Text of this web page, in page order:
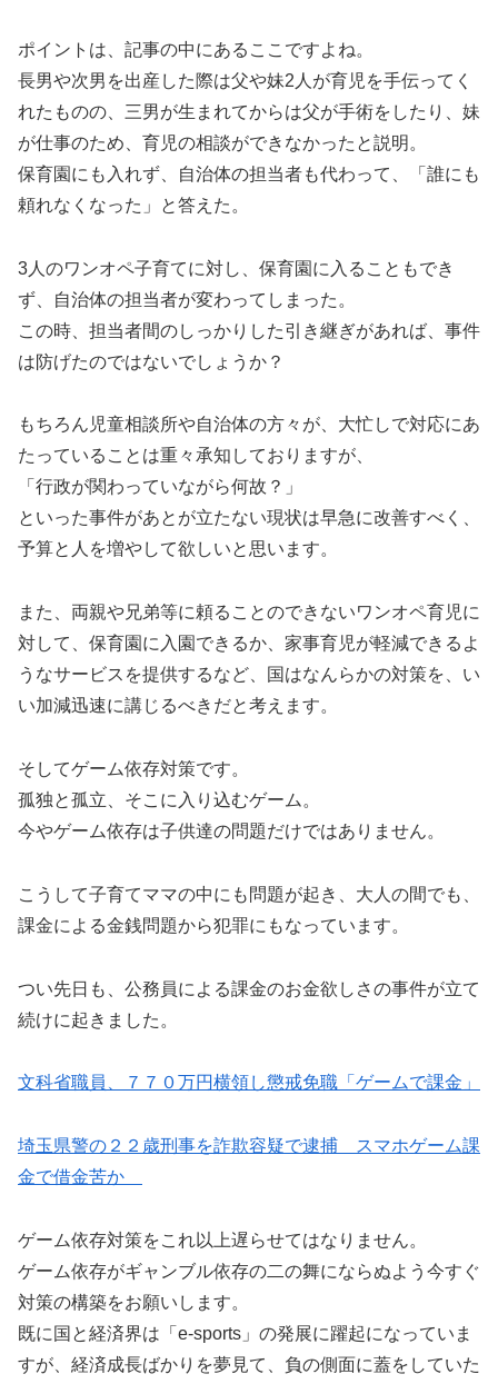
ポイントは、記事の中にあるここですよね。
長男や次男を出産した際は父や妹2人が育児を手伝ってく
れたものの、三男が生まれてからは父が手術をしたり、妹
が仕事のため、育児の相談ができなかったと説明。
保育園にも入れず、自治体の担当者も代わって、「誰にも
頼れなくなった」と答えた。
3人のワンオペ子育てに対し、保育園に入ることもでき
ず、自治体の担当者が変わってしまった。
この時、担当者間のしっかりした引き継ぎがあれば、事件
は防げたのではないでしょうか？
もちろん児童相談所や自治体の方々が、大忙しで対応にあ
たっていることは重々承知しておりますが、
「行政が関わっていながら何故？」
といった事件があとが立たない現状は早急に改善すべく、
予算と人を増やして欲しいと思います。
また、両親や兄弟等に頼ることのできないワンオペ育児に
対して、保育園に入園できるか、家事育児が軽減できるよ
うなサービスを提供するなど、国はなんらかの対策を、い
い加減迅速に講じるべきだと考えます。
そしてゲーム依存対策です。
孤独と孤立、そこに入り込むゲーム。
今やゲーム依存は子供達の問題だけではありません。
こうして子育てママの中にも問題が起き、大人の間でも、
課金による金銭問題から犯罪にもなっています。
つい先日も、公務員による課金のお金欲しさの事件が立て
続けに起きました。
文科省職員、７７０万円横領し懲戒免職「ゲームで課金」
埼玉県警の２２歳刑事を詐欺容疑で逮捕 スマホゲーム課
金で借金苦か
ゲーム依存対策をこれ以上遅らせてはなりません。
ゲーム依存がギャンブル依存の二の舞にならぬよう今すぐ
対策の構築をお願いします。
既に国と経済界は「e-sports」の発展に躍起になっていま
すが、経済成長ばかりを夢見て、負の側面に蓋をしていた